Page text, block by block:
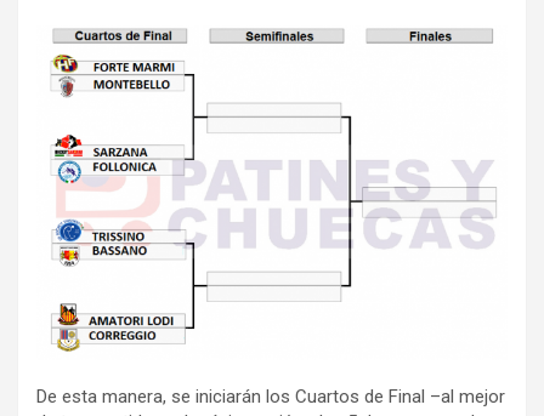
De esta manera, se iniciarán los Cuartos de Final –al mejor